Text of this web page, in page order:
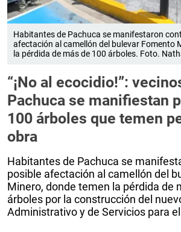
Habitantes de Pachuca se manifestaron
afectación al camellón del bulevar Fomento
la pérdida de más de 100 árboles. Foto.
“¡No al ecocidio!”:
Pachuca se manifiestan
100 árboles que temen
obra
Habitantes de Pachuca se
posible afectación al camellón del
Minero, donde temen la pérdida de
árboles por la construcción del
Administrativo y de Servicios para